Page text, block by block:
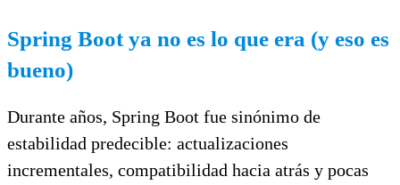
Spring Boot ya no es lo que era (y eso es
bueno)
Durante años, Spring Boot fue sinónimo de
estabilidad predecible: actualizaciones
incrementales, compatibilidad hacia atrás y pocas